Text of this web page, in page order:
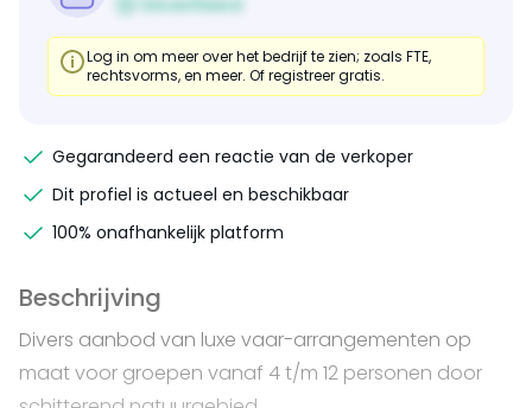
Geverifieerd
Log in om meer over het bedrijf te zien; zoals FTE,
rechtsvorms, en meer. Of registreer gratis.
Gegarandeerd een reactie van de verkoper
Dit profiel is actueel en beschikbaar
100% onafhankelijk platform
Beschrijving
Divers aanbod van luxe vaar-arrangementen op
maat voor groepen vanaf 4 t/m 12 personen door